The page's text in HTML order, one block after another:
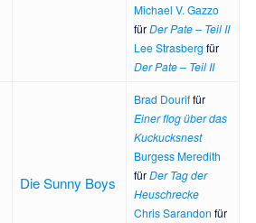
Michael V. Gazzo
fürDer Pate – Teil II
Lee Strasberg für
Der Pate – Teil II
Die Sunny Boys
Brad Douriffür
Einer flog über das
Kuckucksnest
Burgess Meredith
fürDer Tag der
Heuschrecke
Chris Sarandon für